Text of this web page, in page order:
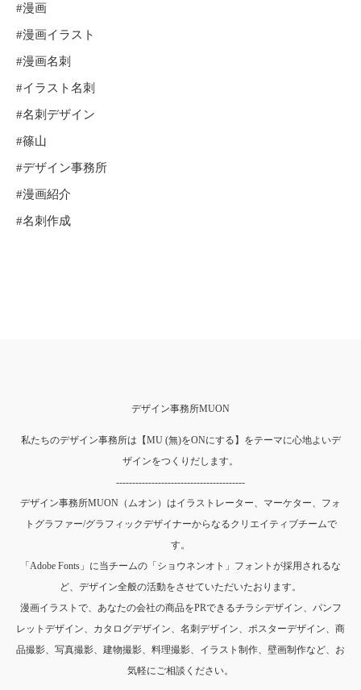
#漫画
#漫画イラスト
#漫画名刺
#イラスト名刺
#名刺デザイン
#篠山
#デザイン事務所
#漫画紹介
#名刺作成
デザイン事務所MUON
私たちのデザイン事務所は【MU (無)をONにする】をテーマに心地よいデ
ザインをつくりだします。
----------------------------------------
デザイン事務所MUON（ムオン）はイラストレーター、マーケター、フォ
トグラファー/グラフィックデザイナーからなるクリエイティブチームで
す。
「Adobe Fonts」に当チームの「ショウネンオト」フォントが採用されるな
ど、デザイン全般の活動をさせていただいたおります。
漫画イラストで、あなたの会社の商品をPRできるチラシデザイン、パンフ
レットデザイン、カタログデザイン、名刺デザイン、ポスターデザイン、商
品撮影、写真撮影、建物撮影、料理撮影、イラスト制作、壁画制作など、お
気軽にご相談ください。